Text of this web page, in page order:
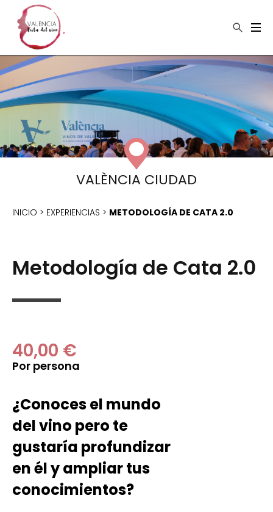
VALÈNCIA CIUDAD
INICIO > EXPERIENCIAS > METODOLOGÍA DE CATA 2.0
Metodología de Cata 2.0
40,00 €
Por persona
¿Conoces el mundo
del vino pero te
gustaría profundizar
en él y ampliar tus
conocimientos?